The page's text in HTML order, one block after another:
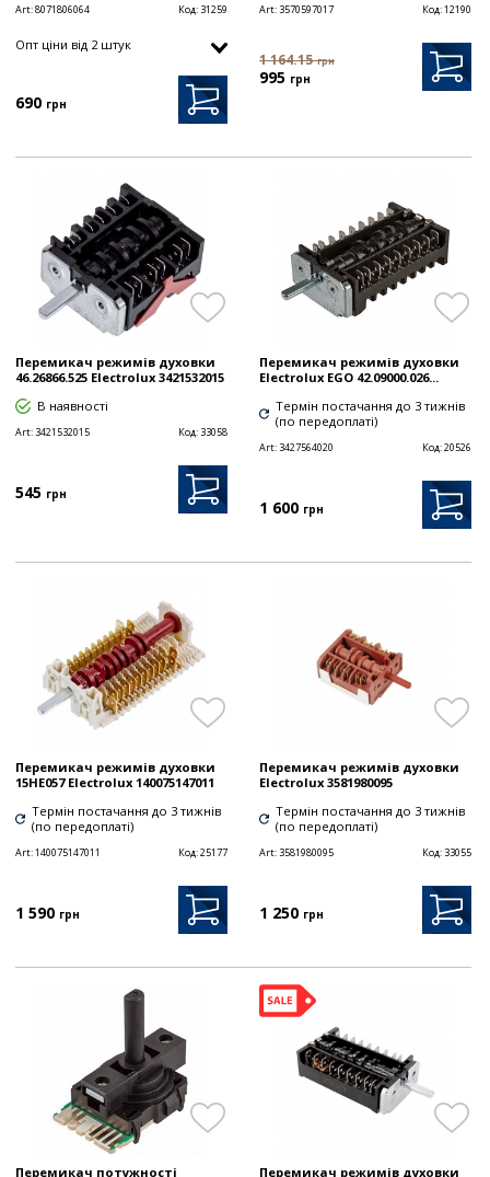
Art:8071806064 Код: 31259
Опт цiни від 2 штук
690 грн
Art: 3570597017 Код:12190
1 164.15 грн
995 грн
Перемикач режимів духовки
46.26866.525 Electrolux 3421532015
В наявності
Art: 3421532015 Код: 33058
545 грн
Перемикач режимів духовки
Electrolux EGO 42.09000.026...
Термін постачання до 3 тижнів
(по передоплаті)
Art: 3427564020 Код:20526
1 600 грн
Перемикач режимів духовки
15HE057 Electrolux 140075147011
Термін постачання до 3 тижнів
(по передоплаті)
Art:140075147011 Код:25177
1 590 грн
Перемикач режимів духовки
Electrolux 3581980095
Термін постачання до 3 тижнів
(по передоплаті)
Art: 3581980095 Код: 33055
1 250 грн
Перемикач потужності Перемикач режимів духовки